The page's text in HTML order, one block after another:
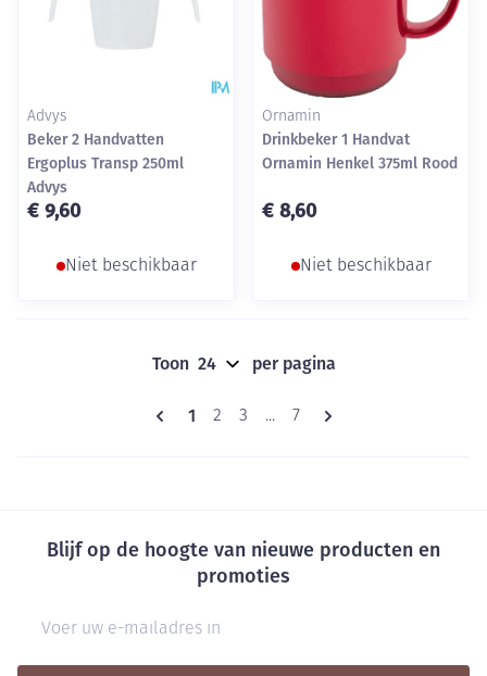
Advys
Beker 2 Handvatten
Ergoplus Transp 250ml
Advys
€ 9,60
Niet beschikbaar
Ornamin
Drinkbeker 1 Handvat
Ornamin Henkel 375ml Rood
€ 8,60
Niet beschikbaar
Pagina's
U lees momenteel pagina
1 Pagina
2 Pagina
3 ... Pagina
7
Toon per pagina
Blijf op de hoogte van nieuwe producten en
promoties